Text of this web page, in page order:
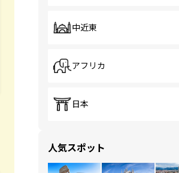
中近東
アフリカ
日本
人気スポット